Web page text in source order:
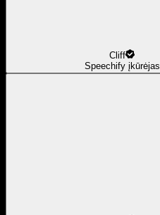
Cliff
Speechify įkūrėjas